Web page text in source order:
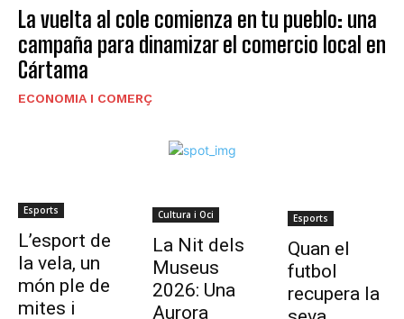
La vuelta al cole comienza en tu pueblo: una
campaña para dinamizar el comercio local en
Cártama
ECONOMIA I COMERÇ
Esports
L’esport de
la vela, un
món ple de
mites i
Cultura i Oci
La Nit dels
Museus
2026: Una
Aurora
Esports
Quan el
futbol
recupera la